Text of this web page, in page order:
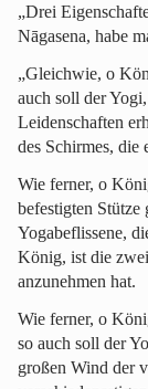
„Drei
Nāgasena, habe
„Gleichwie, o
auch soll der
Leidenschaften
des Schirmes, die
Wie ferner, o
befestigten
Yogabeflissene,
König, ist die
anzunehmen hat.
Wie ferner, o
so auch soll der
großen Wind der